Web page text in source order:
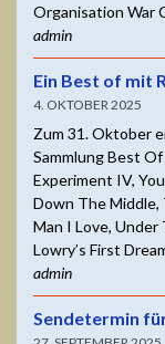
Organisation War
admin
Ein Best of mit
4. OKTOBER 2025
Zum 31. Oktober
Sammlung Best
Experiment IV,
Down The Middle,
Man I Love, Under
Lowry’s First
admin
Sendetermin